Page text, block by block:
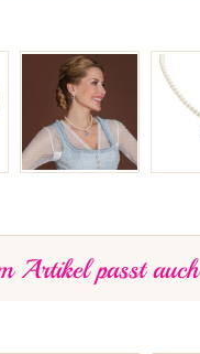
Artikel passt auch